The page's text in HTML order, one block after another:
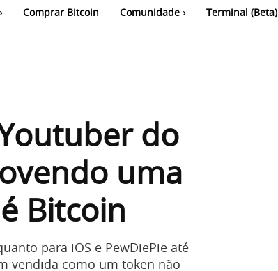
Comprar Bitcoin Comunidade Terminal (Beta)
do
uma
Bitcoin
para iOS e PewDiePie até
vendida como um token não